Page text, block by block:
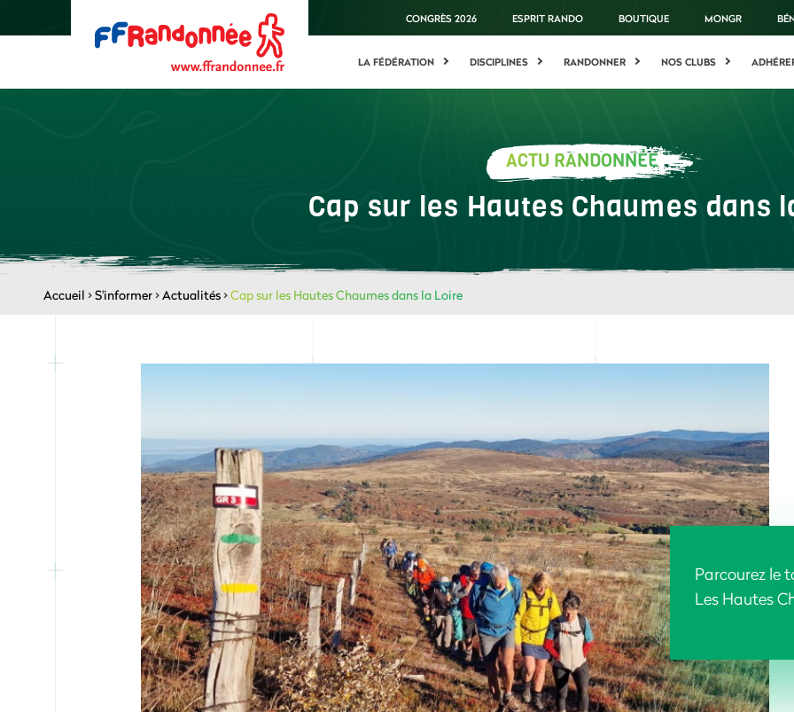
CONGRÈS 2026 ESPRIT RANDO BOUTIQUE MONGR
LA FÉDÉRATION DISCIPLINES RANDONNER NOS CLUBS
ACTU RANDONNÉE
Cap sur les Hautes Chaumes dans
Accueil >S'informer>Actualités>Cap sur les Hautes Chaumes dans la Loire
Parcourez le
Les Hautes